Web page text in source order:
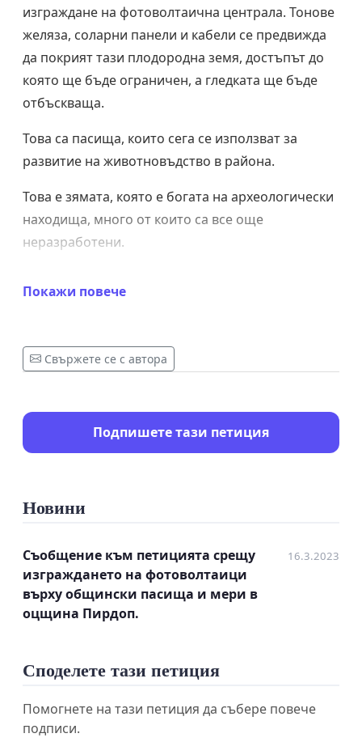
изграждане на фотоволтаична централа. Тонове
желяза, соларни панели и кабели се предвижда
да покрият тази плодородна земя, достъпът до
която ще бъде ограничен, а гледката ще бъде
отбъскваща.
Това са пасища, които сега се използват за
развитие на животновъдство в района.
Това е зямата, която е богата на археологически
находища, много от които са все още
неразработени.
такова място, използвано масово от
възстановяване на здравето сред природата, за
развитие на спорт и туризъм, за лов и риболов.
за поколенията след нас.
Покажи повече
Свържете се с автора
Подпишете тази петиция
Новини
Съобщение към петицията срещу
изграждането на фотоволтаици
върху общински пасища и мери в
оцщина Пирдоп.
16.3.2023
Споделете тази петиция
Помогнете на тази петиция да събере повече
подписи.